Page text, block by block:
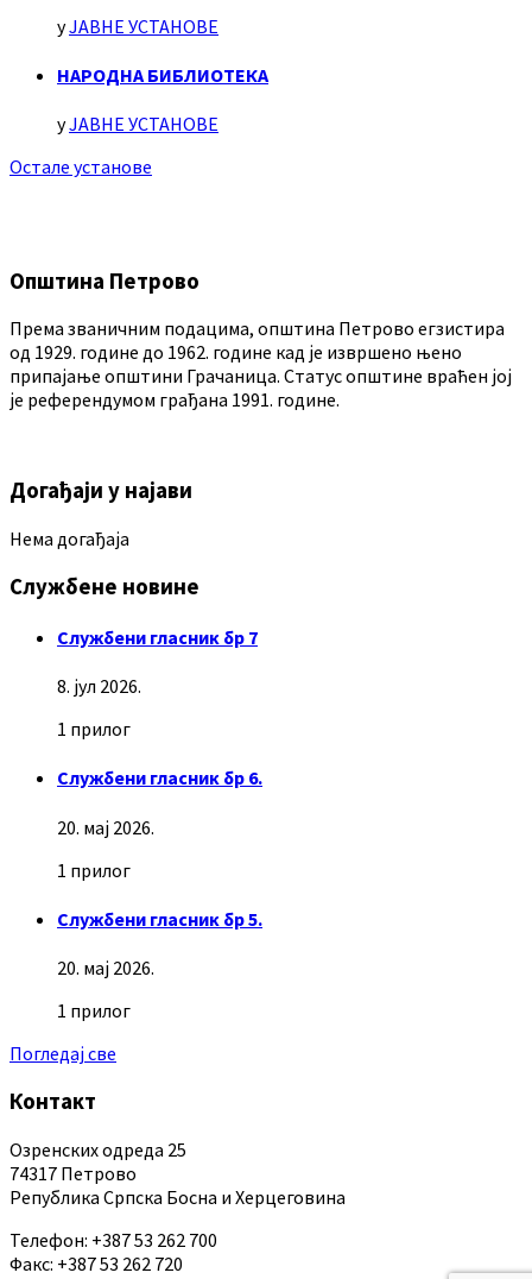
уЈАВНЕ УСТАНОВЕ
НАРОДНА БИБЛИОТЕКА
уЈАВНЕ УСТАНОВЕ
Остале установе
Општина Петрово
Према званичним подацима, општина Петрово егзистира
од 1929. године до 1962. године кад је извршено њено
припајање општини Грачаница. Статус општине враћен јој
је референдумом грађана 1991. године.
Догађаји у најави
Нема догађаја
Службене новине
Службени гласник бр 7
8. јул 2026.
1 прилог
Службени гласник бр 6.
20. мај 2026.
1 прилог
Службени гласник бр 5.
20. мај 2026.
1 прилог
Погледај све
Контакт
Озренских одреда 25
74317 Петрово
Република Српска Босна и Херцеговина
Телефон: +387 53 262 700
Факс: +387 53 262 720